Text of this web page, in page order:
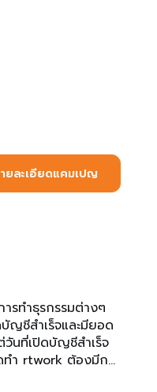
ยละเอียดแคมเปญ
รทำธุรกรรมต่างๆ
ญชีสำเร็จและมียอด
นที่เปิดบัญชีสำเร็จ
ทำ rtwork ต้องมีการ